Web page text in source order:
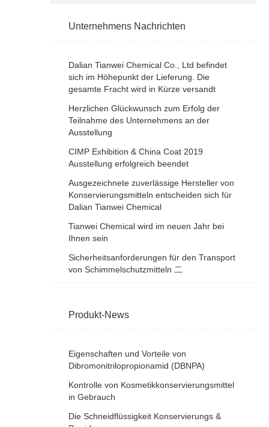
Unternehmens Nachrichten
Dalian Tianwei Chemical Co., Ltd befindet
sich im Höhepunkt der Lieferung. Die
gesamte Fracht wird in Kürze versandt
Herzlichen Glückwunsch zum Erfolg der
Teilnahme des Unternehmens an der
Ausstellung
CIMP Exhibition & China Coat 2019
Ausstellung erfolgreich beendet
Ausgezeichnete zuverlässige Hersteller von
Konservierungsmitteln entscheiden sich für
Dalian Tianwei Chemical
Tianwei Chemical wird im neuen Jahr bei
Ihnen sein
Sicherheitsanforderungen für den Transport
von Schimmelschutzmitteln 二
Produkt-News
Eigenschaften und Vorteile von
Dibromonitrilopropionamid (DBNPA)
Kontrolle von Kosmetikkonservierungsmittel
in Gebrauch
Die Schneidflüssigkeit Konservierungs &